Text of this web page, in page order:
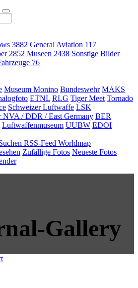
3882 General Aviation 117
2852 Museen 2438 Sonstige Bilder
76
Museum Monino Bundeswehr MAKS
ETNL RLG Tiger Meet Tornado
Schweizer Luftwaffe LSK
NVA / DDR / East Germany BER
Luftwaffenmuseum UUBW EDOI
RSS-Feed Worldmap
Zufällige Fotos Neueste Fotos
Gallery